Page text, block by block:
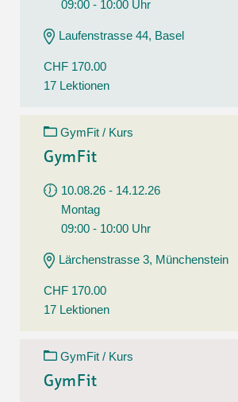
09:00 - 10:00 Uhr
Laufenstrasse 44, Basel
CHF 170.00
17 Lektionen
GymFit / Kurs
GymFit
10.08.26 - 14.12.26
Montag
09:00 - 10:00 Uhr
Lärchenstrasse 3, Münchenstein
CHF 170.00
17 Lektionen
GymFit / Kurs
GymFit